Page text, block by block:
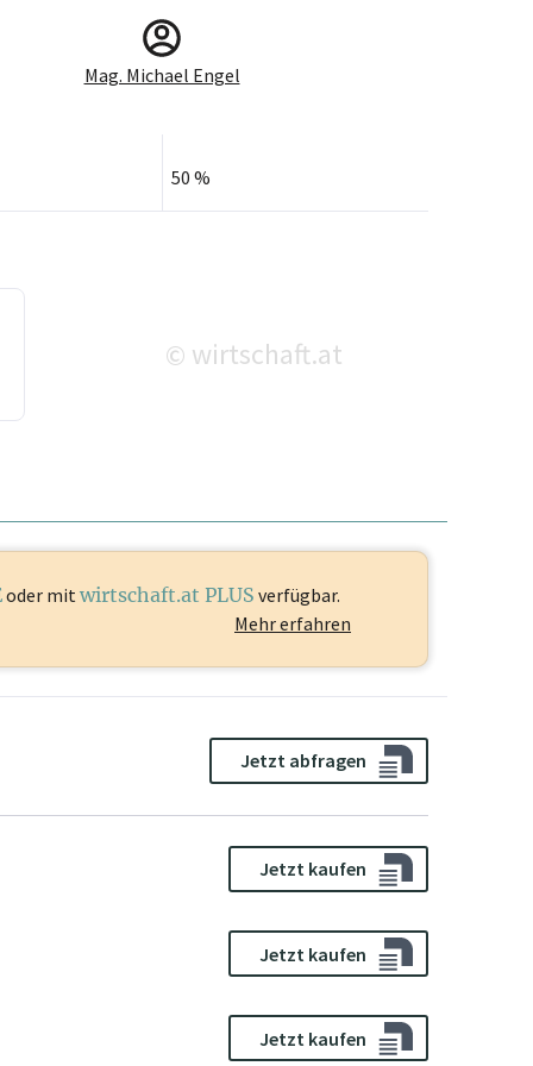
Mag. Michael Engel
50 %
© wirtschaft.at
oder mit wirtschaft.at PLUS verfügbar.
Mehr erfahren
Jetzt abfragen
Jetzt kaufen
Jetzt kaufen
Jetzt kaufen